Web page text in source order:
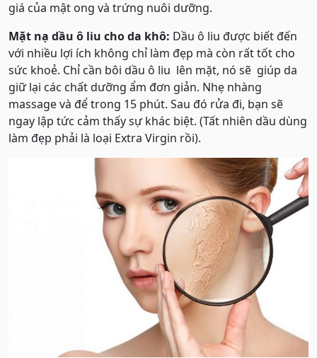
giá của mật ong và trứng nuôi dưỡng.
Mặt nạ dầu ô liu cho da khô: Dầu ô liu được biết đến
với nhiều lợi ích không chỉ làm đẹp mà còn rất tốt cho
sức khoẻ. Chỉ cần bôi dầu ô liu lên mặt, nó sẽ giúp da
giữ lại các chất dưỡng ẩm đơn giản. Nhẹ nhàng
massage và để trong 15 phút. Sau đó rửa đi, bạn sẽ
ngay lập tức cảm thấy sự khác biệt. (Tất nhiên dầu dùng
làm đẹp phải là loại Extra Virgin rồi).